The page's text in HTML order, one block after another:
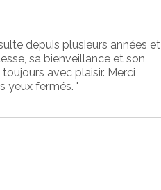
depuis plusieurs années et
sa bienveillance et son
avec plaisir. Merci
yeux fermés. "